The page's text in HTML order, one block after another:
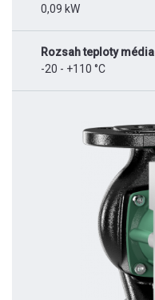
0,09 kW
Rozsah teploty média
-20 - +110 °C